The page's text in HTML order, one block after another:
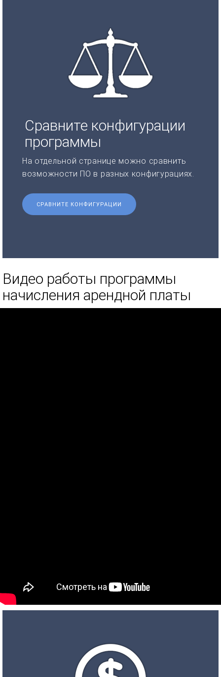
Сравните конфигурации
программы
На отдельной странице можно сравнить
возможности ПО в разных конфигурациях.
СРАВНИТЕ КОНФИГУРАЦИИ
Видео работы программы
начисления арендной платы